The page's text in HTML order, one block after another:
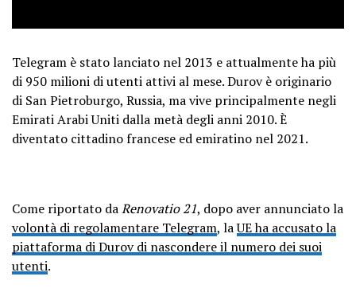
Telegram è stato lanciato nel 2013 e attualmente ha più
di 950 milioni di utenti attivi al mese. Durov è originario
di San Pietroburgo, Russia, ma vive principalmente negli
Emirati Arabi Uniti dalla metà degli anni 2010. È
diventato cittadino francese ed emiratino nel 2021.
Come riportato daRenovatio 21, dopo aver annunciato la
volontà di regolamentare Telegram, laUE ha accusato la
piattaforma di Durov di nascondere il numero dei suoi
utenti.